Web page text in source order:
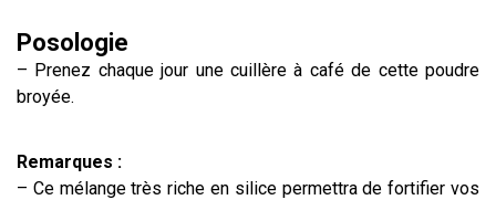
Posologie
– Prenez chaque jour une cuillère à café de cette poudre
broyée.
Remarques :
– Ce mélange très riche en silice permettra de fortifier vos